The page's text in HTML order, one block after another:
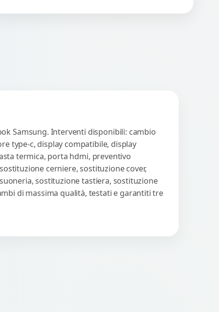
Samsung. Interventi disponibili: cambio
type-c, display compatibile, display
termica, porta hdmi, preventivo
cerniere, sostituzione cover,
sostituzione tastiera, sostituzione
di massima qualità, testati e garantiti tre